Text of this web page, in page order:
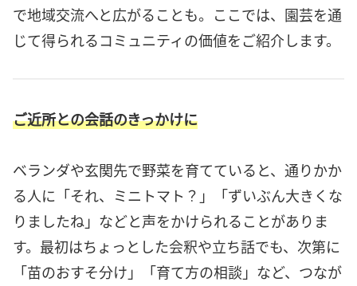
で地域交流へと広がることも。ここでは、園芸を通
じて得られるコミュニティの価値をご紹介します。
ご近所との会話のきっかけに
ベランダや玄関先で野菜を育てていると、通りかか
る人に「それ、ミニトマト？」「ずいぶん大きくな
りましたね」などと声をかけられることがありま
す。最初はちょっとした会釈や立ち話でも、次第に
「苗のおすそ分け」「育て方の相談」など、つなが